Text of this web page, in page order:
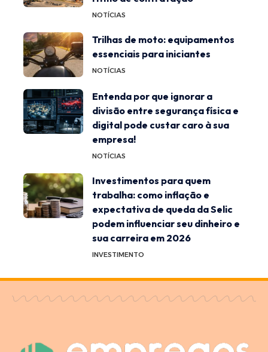
NOTÍCIAS
Trilhas de moto: equipamentos
essenciais para iniciantes
NOTÍCIAS
Entenda por que ignorar a
divisão entre segurança física e
digital pode custar caro à sua
empresa!
NOTÍCIAS
Investimentos para quem
trabalha: como inflação e
expectativa de queda da Selic
podem influenciar seu dinheiro e
sua carreira em 2026
INVESTIMENTO